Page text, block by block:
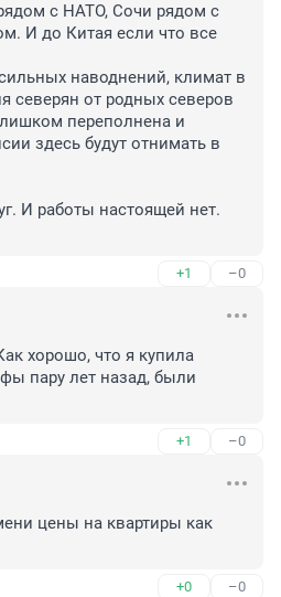
с НАТО, Сочи рядом с
И до Китая если что все
наводнений, климат в
северян от родных северов
переполнена и
здесь будут отнимать в
И работы настоящей нет.
+1 –0
хорошо, что я купила
пару лет назад, были
+1 –0
цены на квартиры как
+0 –0